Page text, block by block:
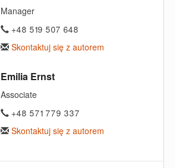
Manager
+48 519 507 648
Skontaktuj się z autorem
Emilia Ernst
Associate
+48 571 779 337
Skontaktuj się z autorem